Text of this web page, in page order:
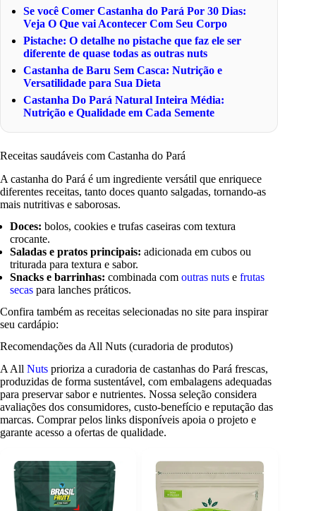
Se você Comer Castanha do Pará Por 30 Dias:
Veja O Que vai Acontecer Com Seu Corpo
Pistache: O detalhe no pistache que faz ele ser
diferente de quase todas as outras nuts
Castanha de Baru Sem Casca: Nutrição e
Versatilidade para Sua Dieta
Castanha Do Pará Natural Inteira Média:
Nutrição e Qualidade em Cada Semente
Receitas saudáveis com Castanha do Pará
A castanha do Pará é um ingrediente versátil que enriquece
diferentes receitas, tanto doces quanto salgadas, tornando-as
mais nutritivas e saborosas.
Doces: bolos, cookies e trufas caseiras com textura
crocante.
Saladas e pratos principais: adicionada em cubos ou
triturada para textura e sabor.
Snacks e barrinhas: combinada comoutras nuts efrutas
secas para lanches práticos.
Confira também as receitas selecionadas no site para inspirar
seu cardápio:
Recomendações da All Nuts (curadoria de produtos)
A All Nuts prioriza a curadoria de castanhas do Pará frescas,
produzidas de forma sustentável, com embalagens adequadas
para preservar sabor e nutrientes. Nossa seleção considera
avaliações dos consumidores, custo-benefício e reputação das
marcas. Comprar pelos links disponíveis apoia o projeto e
garante acesso a ofertas de qualidade.